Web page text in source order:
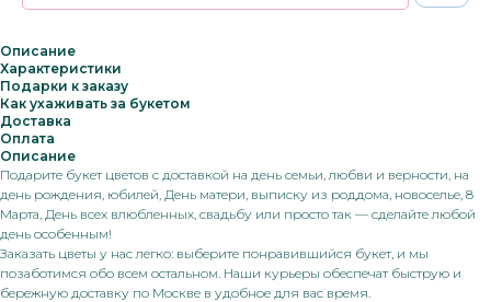
Описание
Характеристики
Подарки к заказу
Как ухаживать за букетом
Доставка
Оплата
Описание
Подарите букет цветов с доставкой на день семьи, любви и верности, на
день рождения, юбилей, День матери, выписку из роддома, новоселье, 8
Марта, День всех влюбленных, свадьбу или просто так — сделайте любой
день особенным!
Заказать цветы у нас легко: выберите понравившийся букет, и мы
позаботимся обо всем остальном. Наши курьеры обеспечат быструю и
бережную доставку по Москве в удобное для вас время.